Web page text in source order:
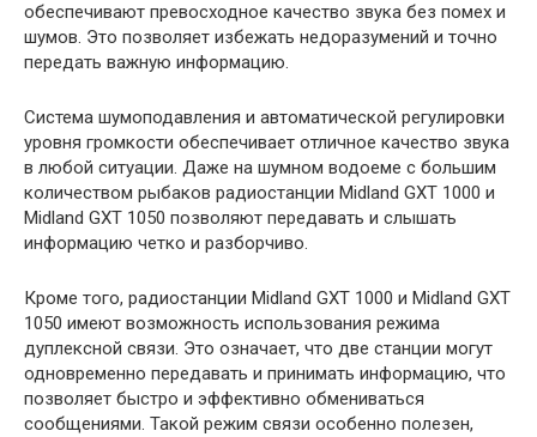
обеспечивают превосходное качество звука без помех и
шумов. Это позволяет избежать недоразумений и точно
передать важную информацию.
Система шумоподавления и автоматической регулировки
уровня громкости обеспечивает отличное качество звука
в любой ситуации. Даже на шумном водоеме с большим
количеством рыбаков радиостанции Midland GXT 1000 и
Midland GXT 1050 позволяют передавать и слышать
информацию четко и разборчиво.
Кроме того, радиостанции Midland GXT 1000 и Midland GXT
1050 имеют возможность использования режима
дуплексной связи. Это означает, что две станции могут
одновременно передавать и принимать информацию, что
позволяет быстро и эффективно обмениваться
сообщениями. Такой режим связи особенно полезен,